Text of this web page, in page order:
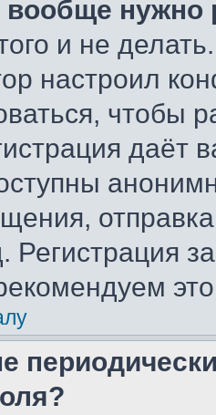
нужно
и не
настроил
чтобы
даёт
Регистрация